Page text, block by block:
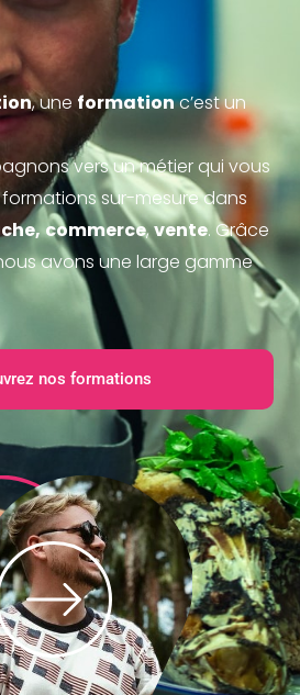
, une formationc’est un
vers un métier qui vous
sur-mesure dans
commerce,vente. Grâce
avons une large gamme
nos formations